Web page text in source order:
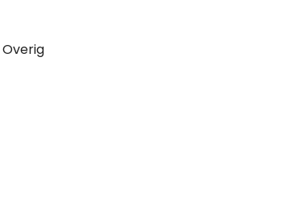
Overig